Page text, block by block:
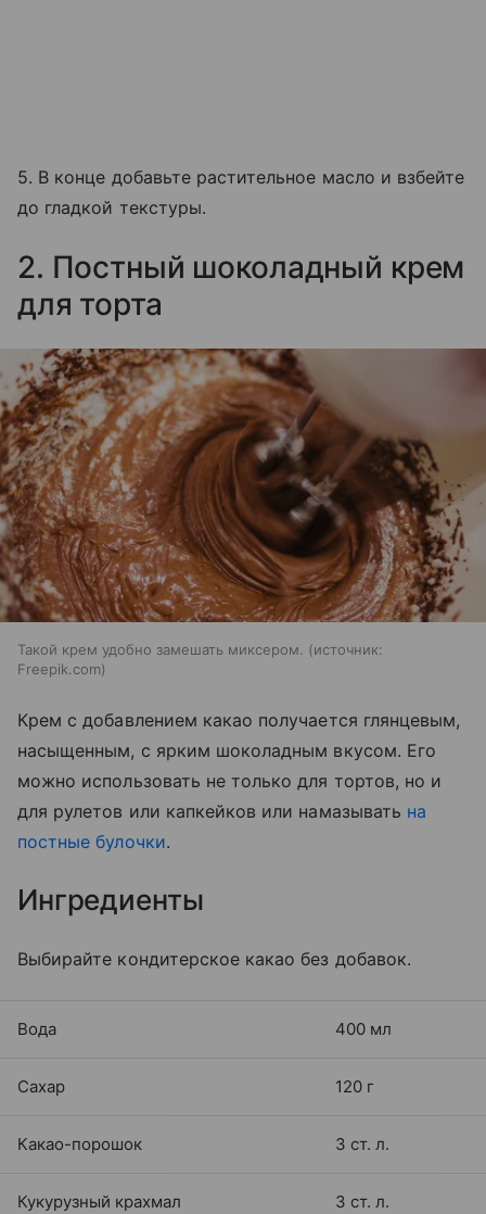
5. В конце добавьте растительное масло и взбейте
до гладкой текстуры.
2. Постный шоколадный крем
для торта
Такой крем удобно замешать миксером.
источник:
Freepik.com
Крем с добавлением какао получается глянцевым,
насыщенным, с ярким шоколадным вкусом. Его
можно использовать не только для тортов, но и
для рулетов или капкейков или намазывать на
постные булочки.
Ингредиенты
Выбирайте кондитерское какао без добавок.
Вода 400 мл
Сахар 120 г
Какао-порошок 3 ст. л.
Кукурузный крахмал 3 ст. л.